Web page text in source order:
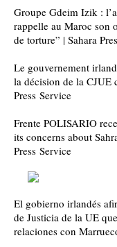
Groupe Gdeim Izik :
rappelle au Maroc son
de torture” | Sahara
Le gouvernement
la décision de la CJUE
Press Service
Frente POLISARIO
its concerns about
Press Service
El gobierno irlandés
de Justicia de la UE
relaciones con